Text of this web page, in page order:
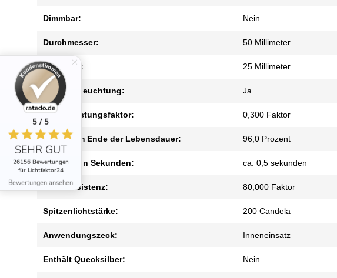
Dimmbar: Nein
Durchmesser: 50 Millimeter
Höhe mm: 25 Millimeter
Akzentbeleuchtung: Ja
elekt. Leistungsfaktor: 0,300 Faktor
Lumen am Ende der Lebensdauer: 96,0 Prozent
Zündzeit in Sekunden: ca. 0,5 sekunden
Farbkonsistenz: 80,000 Faktor
Spitzenlichtstärke: 200 Candela
Anwendungszeck: Inneneinsatz
Enthält Quecksilber: Nein
5 / 5
SEHR GUT
26156 Bewertungen
für Lichtfaktor24
Bewertungen ansehen